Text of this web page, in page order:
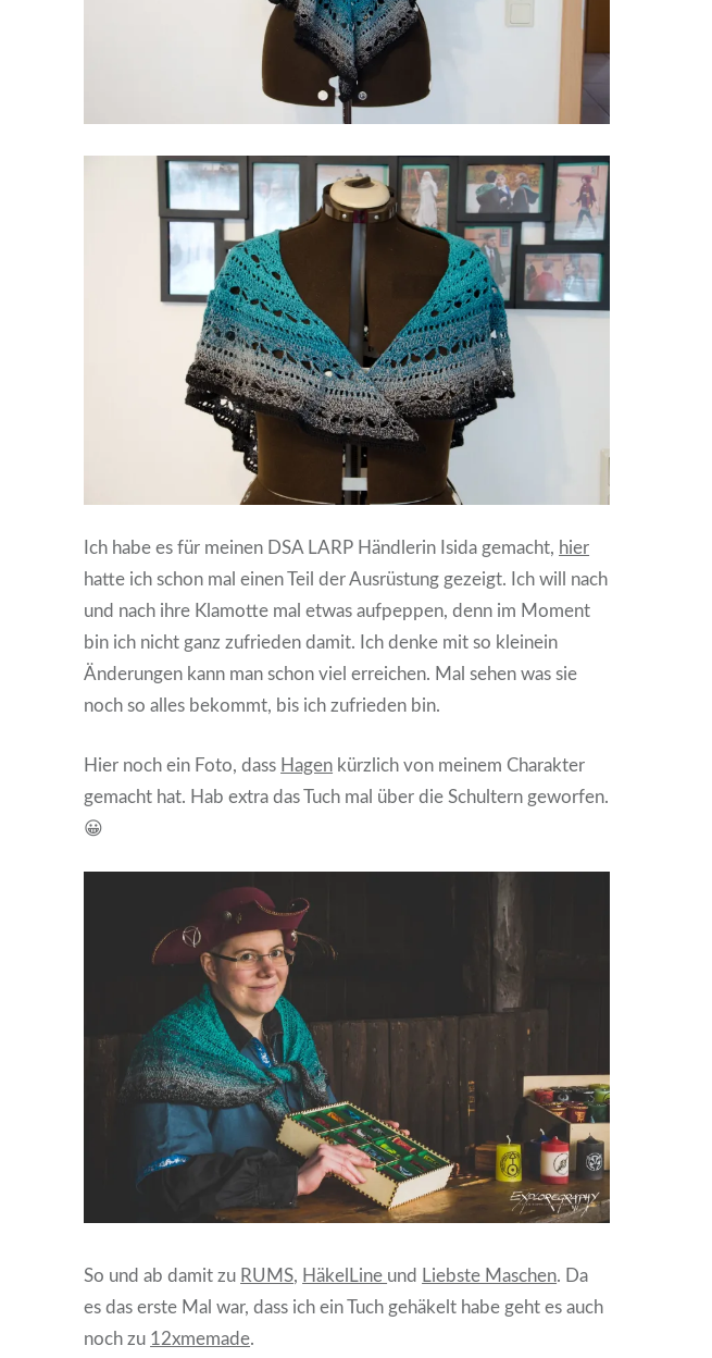
Ich habe es für meinen DSA LARP Händlerin Isida gemacht, hier
hatte ich schon mal einen Teil der Ausrüstung gezeigt. Ich will nach
und nach ihre Klamotte mal etwas aufpeppen, denn im Moment
bin ich nicht ganz zufrieden damit. Ich denke mit so kleinein
Änderungen kann man schon viel erreichen. Mal sehen was sie
noch so alles bekommt, bis ich zufrieden bin.
Hier noch ein Foto, dass Hagen kürzlich von meinem Charakter
gemacht hat. Hab extra das Tuch mal über die Schultern geworfen.
😀
So und ab damit zu RUMS, HäkelLine und Liebste Maschen. Da
es das erste Mal war, dass ich ein Tuch gehäkelt habe geht es auch
noch zu 12xmemade.